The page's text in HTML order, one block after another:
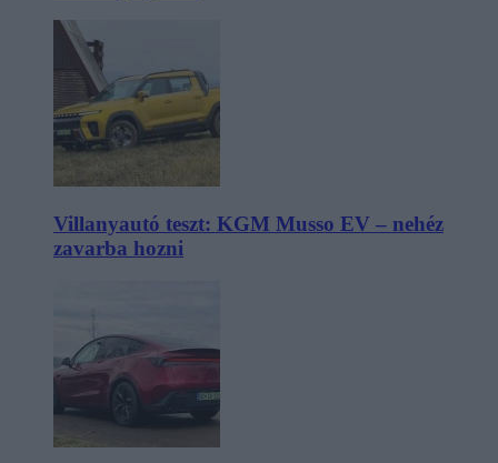
Villanyautó teszt: KGM Musso EV – nehéz
zavarba hozni